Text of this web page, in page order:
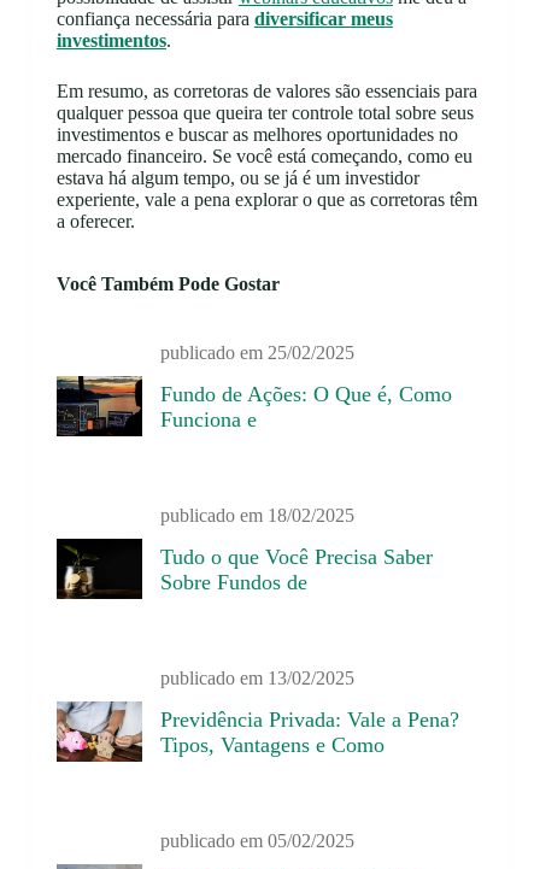
confiança necessária para diversificar meus
investimentos.
Em resumo, as corretoras de valores são essenciais para
qualquer pessoa que queira ter controle total sobre seus
investimentos e buscar as melhores oportunidades no
mercado financeiro. Se você está começando, como eu
estava há algum tempo, ou se já é um investidor
experiente, vale a pena explorar o que as corretoras têm
a oferecer.
Você Também Pode Gostar
Fundo de Ações: O Que é, Como
Funciona e
publicado em 25/02/2025
Tudo o que Você Precisa Saber
Sobre Fundos de
publicado em 18/02/2025
Previdência Privada: Vale a Pena?
Tipos, Vantagens e Como
publicado em 13/02/2025
publicado em 05/02/2025